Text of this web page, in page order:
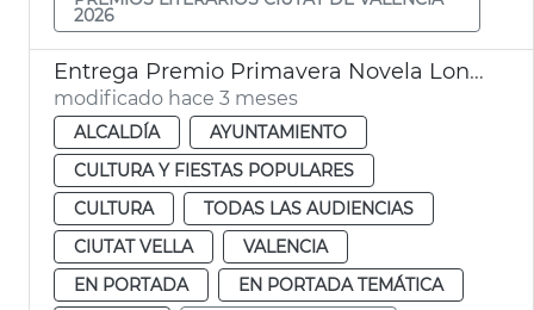
2026
Entrega Premio Primavera Novela Lonja València
modificado hace 3 meses
ALCALDÍA
AYUNTAMIENTO
CULTURA Y FIESTAS POPULARES
CULTURA
TODAS LAS AUDIENCIAS
CIUTAT VELLA
VALENCIA
EN PORTADA
EN PORTADA TEMÁTICA